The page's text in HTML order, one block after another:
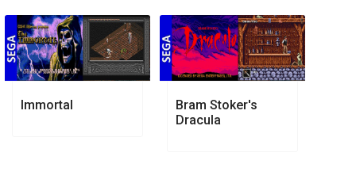
Immortal
Bram Stoker's
Dracula